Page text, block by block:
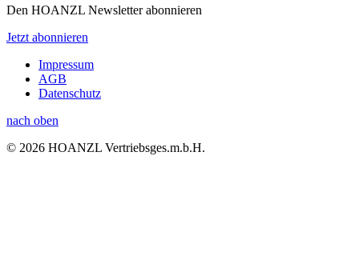
Den HOANZL Newsletter abonnieren
Jetzt abonnieren
Impressum
AGB
Datenschutz
nach oben
© 2026 HOANZL Vertriebsges.m.b.H.